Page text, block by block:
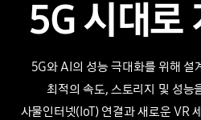
5G 시대로
5G와 AI의 성능 극대화를 위해 설
최적의 속도, 스토리지 및 성능
사물인터넷(IoT) 연결과 새로운 VR